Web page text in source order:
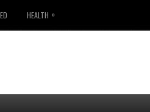
HEALTH »